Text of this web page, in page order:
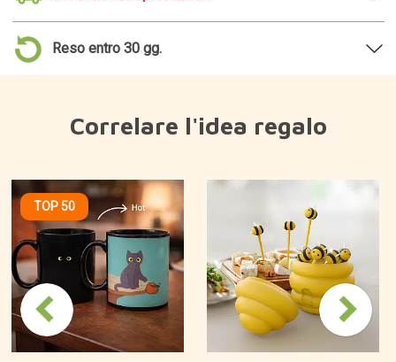
Reso entro 30 gg.
Correlare l'idea regalo
TOP 50